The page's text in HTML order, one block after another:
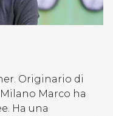
Originario di
Marco ha
Ha una